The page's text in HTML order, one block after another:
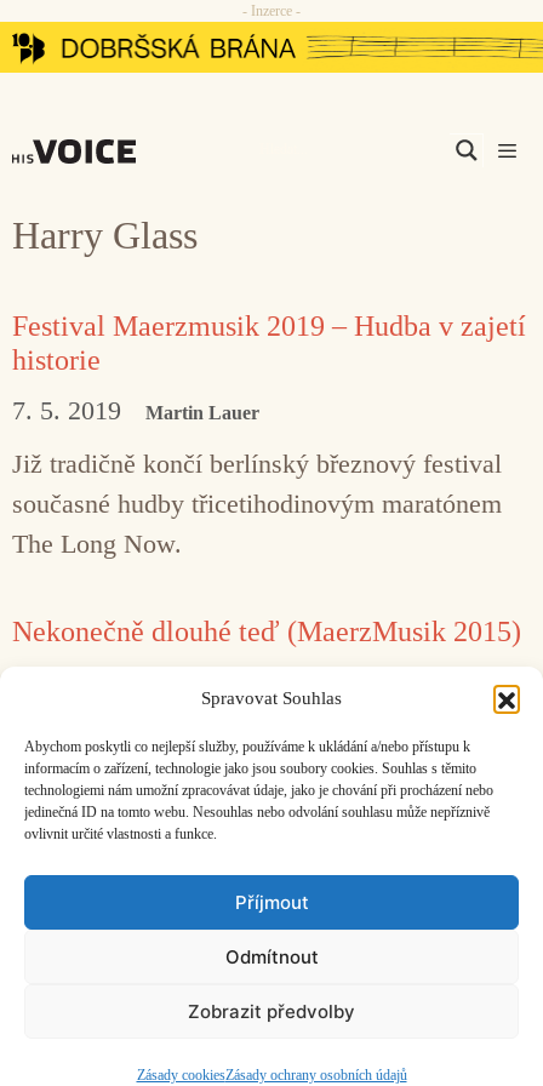
Spravovat Souhlas
Abychom poskytli co nejlepší služby, používáme k ukládání a/nebo přístupu k
informacím o zařízení, technologie jako jsou soubory cookies. Souhlas s těmito
technologiemi nám umožní zpracovávat údaje, jako je chování při procházení nebo
jedinečná ID na tomto webu. Nesouhlas nebo odvolání souhlasu může nepříznivě
ovlivnit určité vlastnosti a funkce.
Příjmout
Odmítnout
Zobrazit předvolby
Zásady cookiesZásady ochrany osobních údajů
Přeskočit
na
- Inzerce -
Harry Glass
Festival Maerzmusik 2019 – Hudba v zajetí
historie
7. 5. 2019 Martin Lauer
Již tradičně končí berlínský březnový festival
současné hudby třicetihodinovým maratónem
The Long Now.
Nekonečně dlouhé teď (MaerzMusik 2015)
Letošní festival gradoval závěrečným
třicetihodinovým koncertním maratonem.
ČASOPIS O JINÉ HUDBĚ | vydává Hudební informační středisko
©2026 HISvoice – design a adminAtelier Dokument